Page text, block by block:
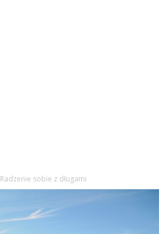
Radzenie sobie z długami